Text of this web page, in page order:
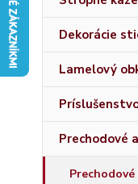
Dekorácie
Lamelový
Prechodové
Prechodové